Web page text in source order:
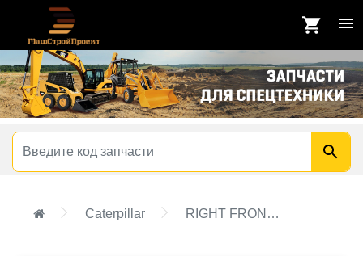
Caterpillar RIGHT FRONT LIGHT GROUP,RIGHT FRONT LIGHT GROUP (RIGHT HAND DIP)